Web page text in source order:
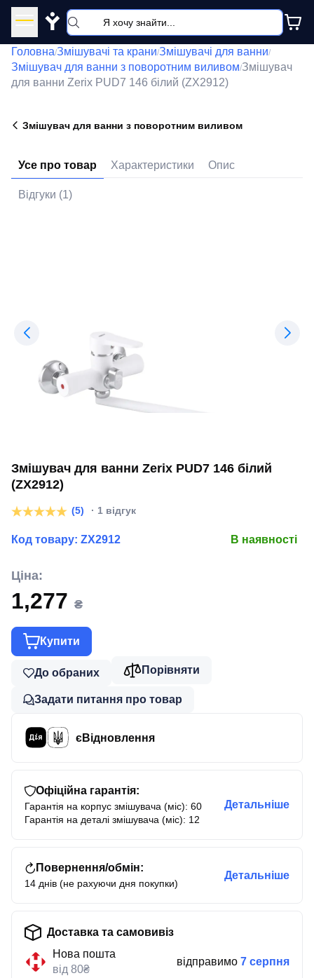
Y
Головна/Змішувачі та крани/Змішувачі для ванни/
Змішувач для ванни з поворотним виливом/Змішувач
для ванни Zerix PUD7 146 білий (ZX2912)
Змішувач для ванни з поворотним виливом
Усе про товар Характеристики Опис
Відгуки (1)
Змішувач для ванни Zerix PUD7 146 білий
(ZX2912)
(5) · 1 відгук
Код товару: ZX2912 В наявності
Ціна:
1,277 ₴
Купити
До обраних Порівняти
Задати питання про товар
єВідновлення
Офіційна гарантія:
Гарантія на корпус змішувача (міс): 60
Гарантія на деталі змішувача (міс): 12
Детальніше
Повернення/обмін:
14 днів (не рахуючи дня покупки)
Детальніше
Доставка та самовивіз
Нова пошта
від 80₴
відправимо 7 серпня